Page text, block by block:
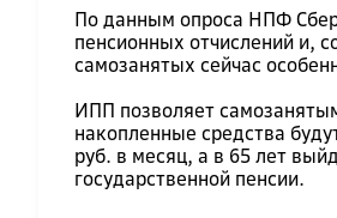
По данным опроса НПФ
пенсионных отчислений и,
самозанятых сейчас
ИПП позволяет
накопленные средства
руб. в месяц, а в 65 лет
государственной пенсии.